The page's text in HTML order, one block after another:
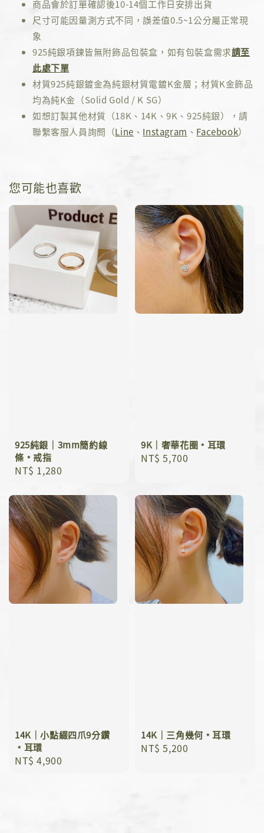
商品會於訂單確認後10-14個工作日安排出貨
尺寸可能因量測方式不同，誤差值0.5~1公分屬正常現
象
925純銀項鍊皆無附飾品包裝盒，如有包裝盒需求請至
此處下單
材質925純銀鍍金為純銀材質電鍍K金層；材質K金飾品
均為純K金（Solid Gold / K SG）
如想訂製其他材質（18K、14K、9K、925純銀），請
聯繫客服人員詢問（Line 、 Instagram 、 Facebook）
您可能也喜歡
925純銀｜3mm簡約線
條﹡戒指
Regular
NT$ 1,280
9K｜奢華花圈﹡耳環
Regular
NT$ 5,700
14K｜小點綴四爪9分鑽
﹡耳環
Regular
NT$ 4,900
14K｜三角幾何﹡耳環
Regular
NT$ 5,200